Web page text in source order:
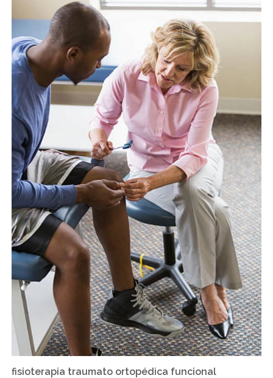
fisioterapia traumato ortopédica funcional